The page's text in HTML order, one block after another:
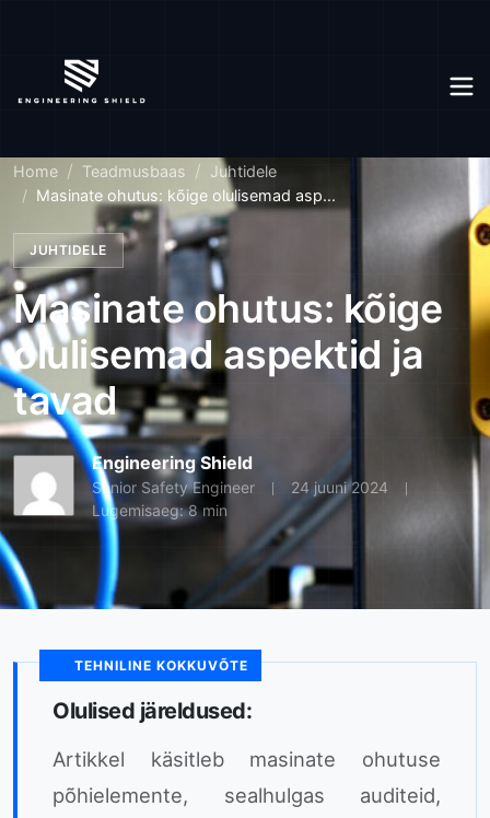
Home Teadmusbaas
Juhtidele
Masinate ohutus: kõige olulisemad asp...
JUHTIDELE
Masinate ohutus: kõige
olulisemad aspektid ja
tavad
Engineering Shield
Senior Safety Engineer
24 juuni 2024
Lugemisaeg: 8 min
TEHNILINE KOKKUVÕTE
Olulised järeldused:
Artikkel käsitleb masinate ohutuse
põhielemente, sealhulgas auditeid,